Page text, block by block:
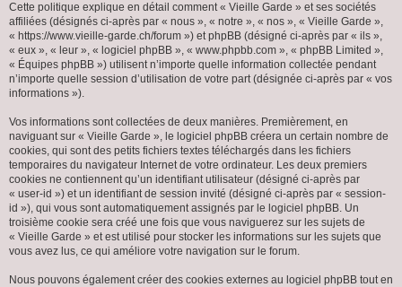
Cette politique explique en détail comment « Vieille Garde » et ses sociétés
affiliées (désignés ci-après par « nous », « notre », « nos », « Vieille Garde »,
« https://www.vieille-garde.ch/forum ») et phpBB (désigné ci-après par « ils »,
« eux », « leur », « logiciel phpBB », « www.phpbb.com », « phpBB Limited »,
« Équipes phpBB ») utilisent n’importe quelle information collectée pendant
n’importe quelle session d’utilisation de votre part (désignée ci-après par « vos
informations »).
Vos informations sont collectées de deux manières. Premièrement, en
naviguant sur « Vieille Garde », le logiciel phpBB créera un certain nombre de
cookies, qui sont des petits fichiers textes téléchargés dans les fichiers
temporaires du navigateur Internet de votre ordinateur. Les deux premiers
cookies ne contiennent qu’un identifiant utilisateur (désigné ci-après par
« user-id ») et un identifiant de session invité (désigné ci-après par « session-
id »), qui vous sont automatiquement assignés par le logiciel phpBB. Un
troisième cookie sera créé une fois que vous naviguerez sur les sujets de
« Vieille Garde » et est utilisé pour stocker les informations sur les sujets que
vous avez lus, ce qui améliore votre navigation sur le forum.
Nous pouvons également créer des cookies externes au logiciel phpBB tout en